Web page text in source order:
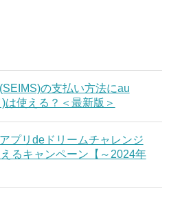
の支払い方法にau
は使える？＜最新版＞
プリdeドリームチャレンジ
るキャンペーン【～2024年